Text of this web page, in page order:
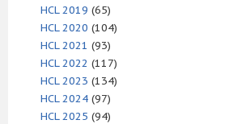
HCL 2019 (65)
HCL 2020 (104)
HCL 2021 (93)
HCL 2022 (117)
HCL 2023 (134)
HCL 2024 (97)
HCL 2025 (94)